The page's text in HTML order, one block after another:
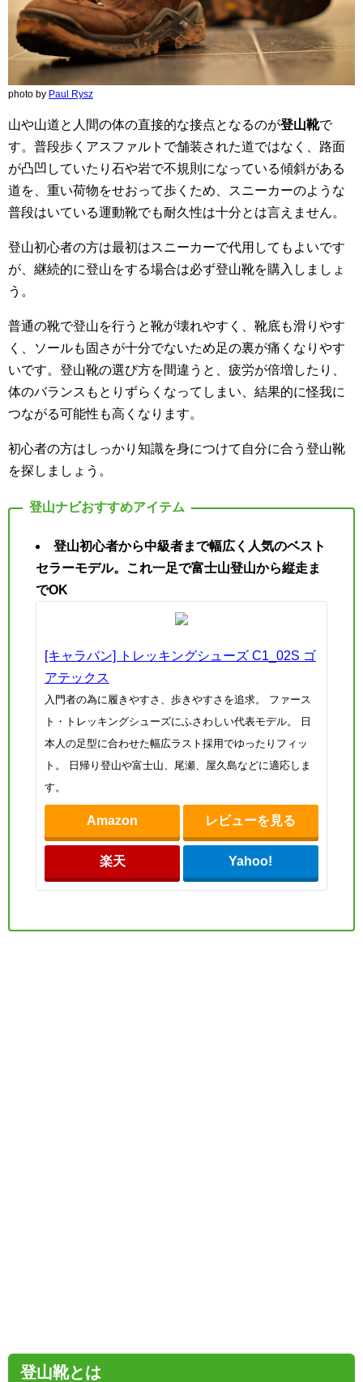
photo by Paul Rysz
山や山道と人間の体の直接的な接点となるのが登山靴で
す。普段歩くアスファルトで舗装された道ではなく、路面
が凸凹していたり石や岩で不規則になっている傾斜がある
道を、重い荷物をせおって歩くため、スニーカーのような
普段はいている運動靴でも耐久性は十分とは言えません。
登山初心者の方は最初はスニーカーで代用してもよいです
が、継続的に登山をする場合は必ず登山靴を購入しましょ
う。
普通の靴で登山を行うと靴が壊れやすく、靴底も滑りやす
く、ソールも固さが十分でないため足の裏が痛くなりやす
いです。登山靴の選び方を間違うと、疲労が倍増したり、
体のバランスもとりずらくなってしまい、結果的に怪我に
つながる可能性も高くなります。
初心者の方はしっかり知識を身につけて自分に合う登山靴
を探しましょう。
登山初心者から中級者まで幅広く人気のベスト
セラーモデル。これ一足で富士山登山から縦走ま
でOK
[キャラバン] トレッキングシューズ C1_02S ゴ
アテックス
入門者の為に履きやすさ、歩きやすさを追求。 ファース
ト・トレッキングシューズにふさわしい代表モデル。 日
本人の足型に合わせた幅広ラスト採用でゆったりフィッ
ト。 日帰り登山や富士山、尾瀬、屋久島などに適応しま
す。
Amazon レビューを見る
楽天 Yahoo!
登山靴とは